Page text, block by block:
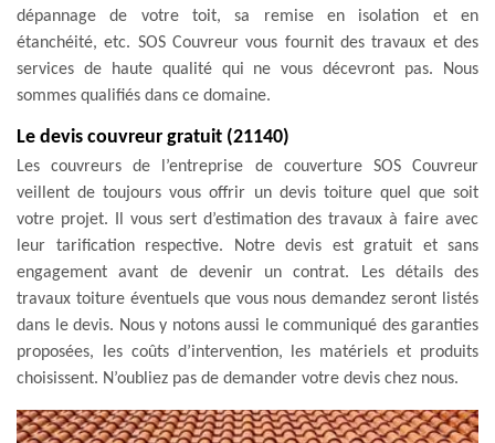
dépannage de votre toit, sa remise en isolation et en
étanchéité, etc. SOS Couvreur vous fournit des travaux et des
services de haute qualité qui ne vous décevront pas. Nous
sommes qualifiés dans ce domaine.
Le devis couvreur gratuit (21140)
Les couvreurs de l’entreprise de couverture SOS Couvreur
veillent de toujours vous offrir un devis toiture quel que soit
votre projet. Il vous sert d’estimation des travaux à faire avec
leur tarification respective. Notre devis est gratuit et sans
engagement avant de devenir un contrat. Les détails des
travaux toiture éventuels que vous nous demandez seront listés
dans le devis. Nous y notons aussi le communiqué des garanties
proposées, les coûts d’intervention, les matériels et produits
choisissent. N’oubliez pas de demander votre devis chez nous.